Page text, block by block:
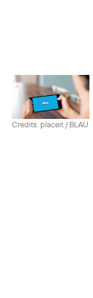
Credits: placeit / BLAU